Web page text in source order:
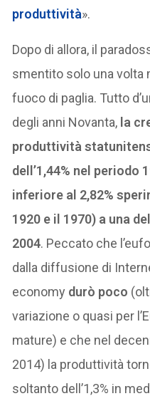
produttività».
Dopo di allora, il
smentito solo una volta
fuoco di paglia. Tutto
degli anni Novanta, la
produttività
dell’1,44% nel periodo
inferiore al 2,82%
1920 e il 1970) a una
2004. Peccato che
dalla diffusione di
economy durò poco
variazione o quasi per
mature) e che nel
2014) la produttività
soltanto dell’1,3% in